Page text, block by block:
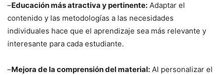
–Educación más atractiva y pertinente: Adaptar el
contenido y las metodologías a las necesidades
individuales hace que el aprendizaje sea más relevante y
interesante para cada estudiante.
–Mejora de la comprensión del material: Al personalizar el